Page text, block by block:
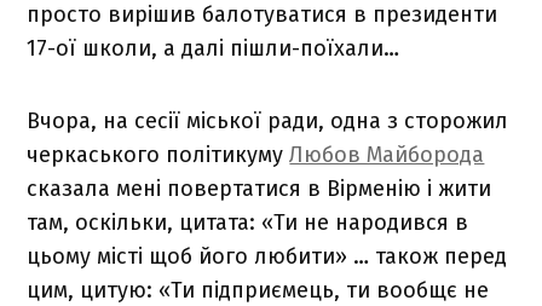
просто вирішив балотуватися в президенти
17-ої школи, а далі пішли-поїхали…
Вчора, на сесії міської ради, одна з сторожил
черкаського політикумуЛюбов Майборода
сказала мені повертатися в Вірменію і жити
там, оскільки, цитата: «Ти не народився в
цьому місті щоб його любити» … також перед
цим, цитую: «Ти підприємець, ти вообщє не